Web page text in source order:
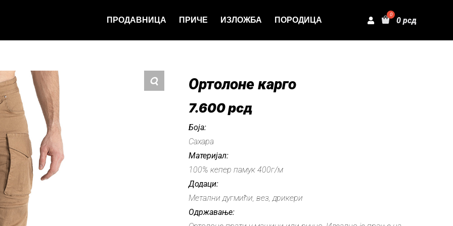
ПРОДАВНИЦА ПРИЧЕ ИЗЛОЖБА ПОРОДИЦА 0рсд
Ортолоне карго
7.600рсд
Боја:
Сахара
Материјал:
100% кепер памук 400г/м
Додаци:
Метални дугмићи, вез, дрикери
Одржавање: